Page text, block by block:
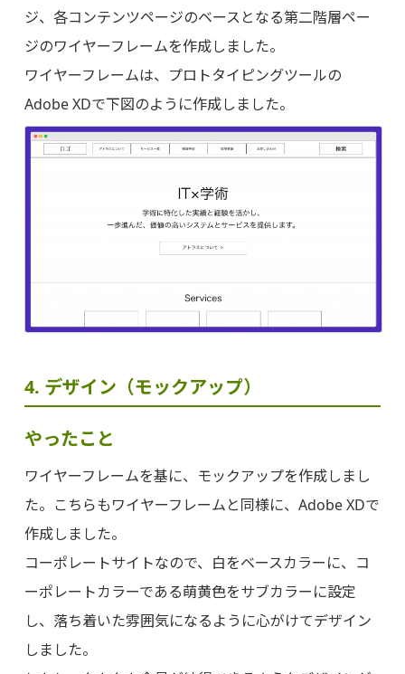
ジ、各コンテンツページのベースとなる第二階層ペー
ジのワイヤーフレームを作成しました。
ワイヤーフレームは、プロトタイピングツールの
Adobe XDで下図のように作成しました。
4. デザイン（モックアップ）
やったこと
ワイヤーフレームを基に、モックアップを作成しまし
た。こちらもワイヤーフレームと同様に、Adobe XDで
作成しました。
コーポレートサイトなので、白をベースカラーに、コ
ーポレートカラーである萌黄色をサブカラーに設定
し、落ち着いた雰囲気になるように心がけてデザイン
しました。